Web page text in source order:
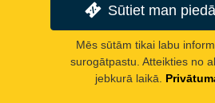
Sūtiet man
Mēs sūtām tikai labu
surogātpastu. Atteikties no
jebkurā laikā.